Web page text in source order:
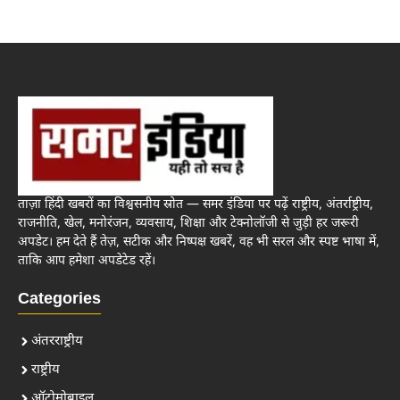
ताज़ा हिंदी खबरों का विश्वसनीय स्रोत — समर इंडिया पर पढ़ें राष्ट्रीय, अंतर्राष्ट्रीय,
राजनीति, खेल, मनोरंजन, व्यवसाय, शिक्षा और टेक्नोलॉजी से जुड़ी हर जरूरी
अपडेट। हम देते हैं तेज़, सटीक और निष्पक्ष खबरें, वह भी सरल और स्पष्ट भाषा में,
ताकि आप हमेशा अपडेटेड रहें।
Categories
अंतरराष्ट्रीय
राष्ट्रीय